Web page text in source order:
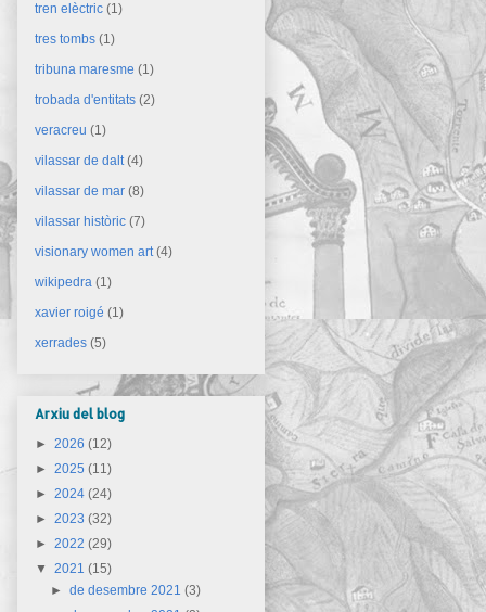
tren elèctric (1)
tres tombs (1)
tribuna maresme (1)
trobada d'entitats (2)
veracreu (1)
vilassar de dalt (4)
vilassar de mar (8)
vilassar històric (7)
visionary women art (4)
wikipedra (1)
xavier roigé (1)
xerrades (5)
Arxiu del blog
► 2026 (12)
► 2025 (11)
► 2024 (24)
► 2023 (32)
► 2022 (29)
▼ 2021 (15)
►de desembre 2021(3)